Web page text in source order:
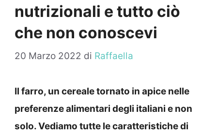
nutrizionali e tutto ciò
che non conoscevi
20 Marzo 2022 di Raffaella
Il farro, un cereale tornato in apice nelle
preferenze alimentari degli italiani e non
solo. Vediamo tutte le caratteristiche di